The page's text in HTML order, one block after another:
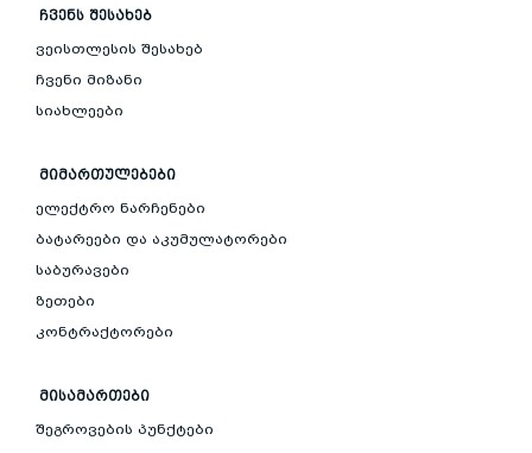
ᲩᲕᲔᲜᲡ ᲨᲔᲡᲐᲮᲔᲑ
ვეისთლესის შესახებ
ჩვენი მიზანი
სიახლეები
ᲛᲘᲛᲐᲠᲗᲣᲚᲔᲑᲔᲑᲘ
ელექტრო ნარჩენები
ბატარეები და აკუმულატორები
საბურავები
ზეთები
კონტრაქტორები
ᲛᲘᲡᲐᲛᲐᲠᲗᲔᲑᲘ
შეგროვების პუნქტები